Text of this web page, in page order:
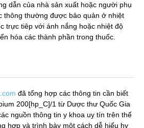
dẫn của nhà sản xuất hoặc người phụ
thông thường được bảo quản ở nhiệt
trực tiêp với ánh nắng hoặc nhiệt độ
hóa các thành phần trong thuốc.
đã tổng hợp các thông tin cần biết
200[hp_C]/1 từ Dược thư Quốc Gia
nguồn thông tin y khoa uy tín trên thế
hợp và trình bày một cách dễ hiểu hy